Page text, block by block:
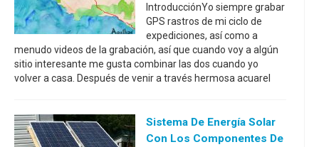
IntroducciónYo siempre grabar
GPS rastros de mi ciclo de
expediciones, así como a
menudo videos de la grabación, así que cuando voy a algún
sitio interesante me gusta combinar las dos cuando yo
volver a casa. Después de venir a través hermosa acuarel
Sistema De Energía Solar
Con Los Componentes De